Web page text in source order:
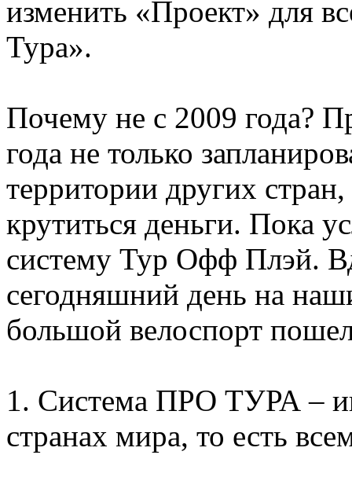
изменить «Проект» для
Тура».
Почему не с 2009 года?
года не только
территории других
крутиться деньги. Пока
систему Тур Офф Плэй.
сегодняшний день на
большой велоспорт
1. Система ПРО ТУРА –
странах мира, то есть